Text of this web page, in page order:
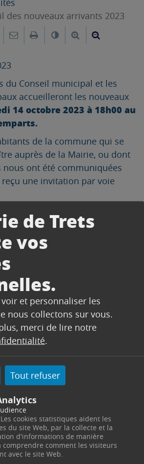
de Trets
vos
et personnaliser les
nous collectons sur vous.
merci de lire notre
.
Tout refuser
cookies statistiques aident les
du site Web, par la collecte et la
d'informations de manière
comprendre comment les visiteurs
avec le site Web.
des nouveaux arrivants 2023
sur Facebook
Partager sur Twitter
Envoyer par e-mail
ImprimerChanger leAgrandir le
du Conseil municipal et les
accueilleront les nouveaux
14 octobre 2023 à 18h00 au
de la commune qui se
auprès de la Mairie, ou dont
nous ont été communiquées
une invitation par voie
arrivant sur la commune
2022 et que vous n’avez pas
vous remercions de bien
avec le service du
de-trets.fr
37 55 15 / 04 42 37 55 19
PROTOCOLE
Place du 14 Juillet 13530Trets
: 04 42 37 55 15
au vendredi : 8h15 - 12h00 /
- protocole@trets.fr